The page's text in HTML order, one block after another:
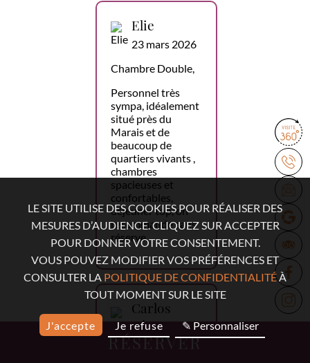
RÉSERVER
Elie
23 mars 2026
Chambre Double,
Personnel très
sympa, idéalement
situé près du
Marais et de
beaucoup de
quartiers vivants ,
chambres
spacieuses et
confortables,
déjeuner top, on
recommande sans
réserve.
Carlos
López
18 mars 2026
LE SITE UTILISE DES COOKIES POUR RÉALISER DES
MESURES D’AUDIENCE. CLIQUEZ SUR ACCEPTER
POUR DONNER VOTRE CONSENTEMENT.
VOUS POUVEZ MODIFIER VOS PRÉFÉRENCES ET
CONSULTER LA POLITIQUE DE CONFIDENTIALITÉÀ
TOUT MOMENT SUR LE SITE
J'accepte Je refuse ✎ Personnaliser